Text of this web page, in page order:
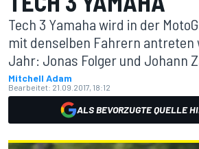
Tech 3 Yamaha wird in der
mit denselben Fahrern antreten
Jahr: Jonas Folger und Johann
Mitchell Adam
Bearbeitet: 21.09.2017, 18:12
ALS BEVORZUGTE QUELLE